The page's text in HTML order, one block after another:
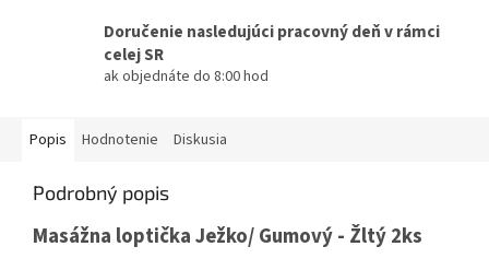
Doručenie nasledujúci pracovný deň v rámci
celej SR
ak objednáte do 8:00 hod
Popis Hodnotenie Diskusia
Podrobný popis
Masážna loptička Ježko/ Gumový - Žltý 2ks